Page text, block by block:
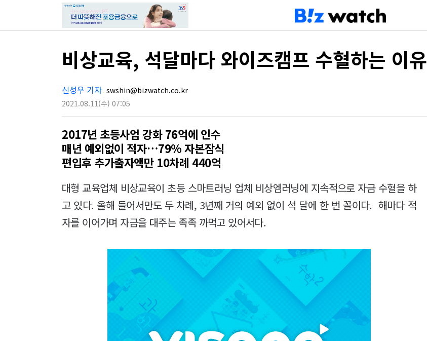
비상교육, 석달마다 와이즈캠프 수혈하는 이유
신성우 기자 swshin@bizwatch.co.kr
2021.08.11(수) 07:05
2017년 초등사업 강화 76억에 인수
매년 예외없이 적자…79% 자본잠식
편입후 추가출자액만 10차례 440억
대형 교육업체 비상교육이 초등 스마트러닝 업체 비상엠러닝에 지속적으로 자금 수혈을 하
고 있다. 올해 들어서만도 두 차례, 3년째 거의 예외 없이 석 달에 한 번 꼴이다. 해마다 적
자를 이어가며 자금을 대주는 족족 까먹고 있어서다.